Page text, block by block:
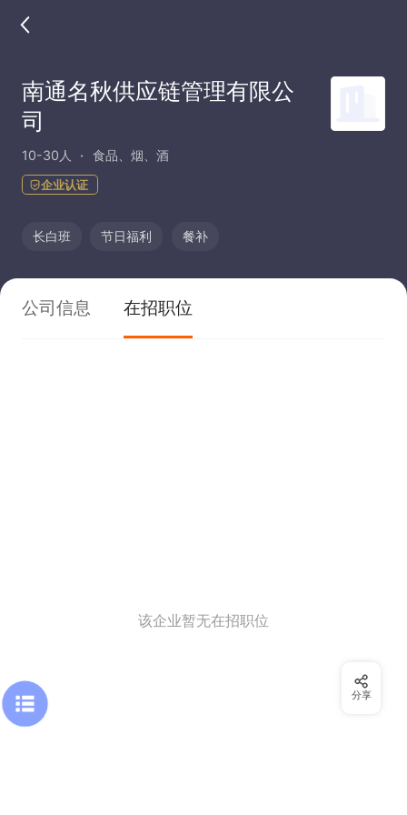
南通名秋供应链管理有限公
司
10-30人 食品、烟、酒
企业认证
长白班 节日福利 餐补
公司信息 在招职位
该企业暂无在招职位
分享